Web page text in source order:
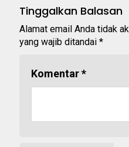
Tinggalkan Balasan
Alamat email Anda tidak
yang wajib ditandai *
Komentar*